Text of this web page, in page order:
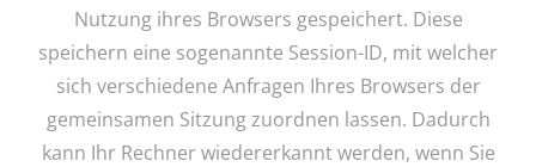
Nutzung ihres Browsers gespeichert. Diese
speichern eine sogenannte Session-ID, mit welcher
sich verschiedene Anfragen Ihres Browsers der
gemeinsamen Sitzung zuordnen lassen. Dadurch
kann Ihr Rechner wiedererkannt werden, wenn Sie